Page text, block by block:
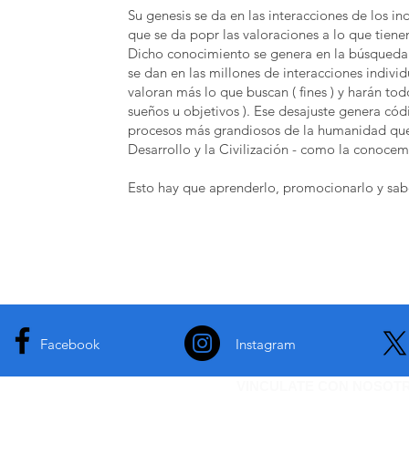
Su genesis se da en las interacciones de los
que se da popr las valoraciones a lo que
Dicho conocimiento se genera en la
se dan en las millones de interacciones
valoran más lo que buscan ( fines ) y harán
sueños u objetivos ). Ese desajuste genera
procesos más grandiosos de la humanidad
Desarrollo y la Civilización - como la
Esto hay que aprenderlo, promocionarlo y
Facebook Instagram